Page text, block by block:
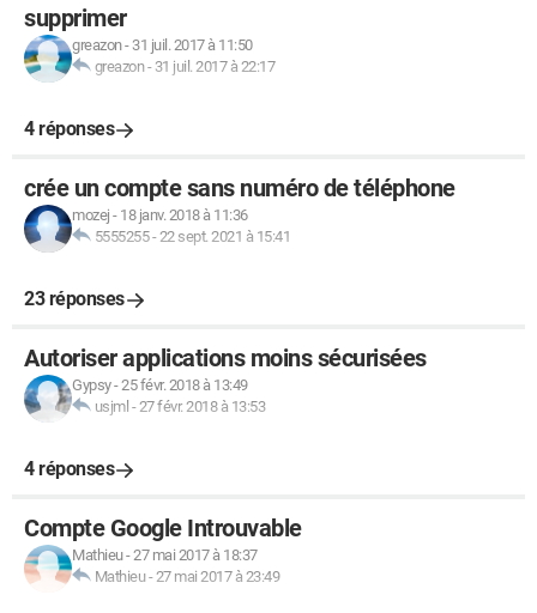
supprimer
greazon- 31 juil. 2017 à 11:50
greazon- 31 juil. 2017 à 22:17
4 réponses
crée un compte sans numéro de téléphone
mozej - 18 janv. 2018 à 11:36
5555255-22 sept. 2021 à 15:41
23 réponses
Autoriser applications moins sécurisées
Gypsy-25 févr. 2018 à 13:49
usjml -27 févr. 2018 à 13:53
4 réponses
Compte Google Introuvable
Mathieu-27 mai 2017 à 18:37
Mathieu-27 mai 2017 à 23:49